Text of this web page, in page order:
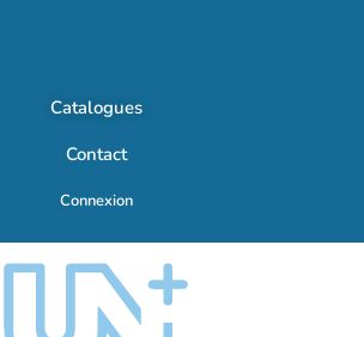
Catalogues
Contact
Connexion